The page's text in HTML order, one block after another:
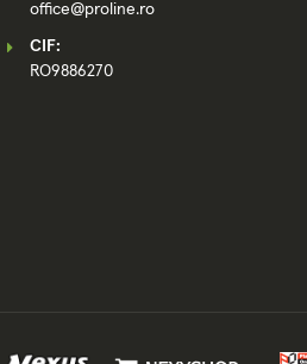
office@proline.ro
CIF:
RO9886270